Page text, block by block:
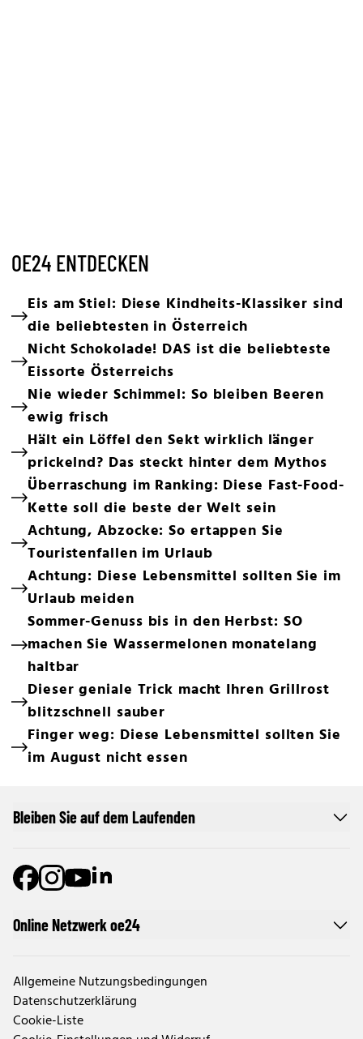
OE24 ENTDECKEN
Eis am Stiel: Diese Kindheits-Klassiker sind
die beliebtesten in Österreich
Nicht Schokolade! DAS ist die beliebteste
Eissorte Österreichs
Nie wieder Schimmel: So bleiben Beeren
ewig frisch
Hält ein Löffel den Sekt wirklich länger
prickelnd? Das steckt hinter dem Mythos
Überraschung im Ranking: Diese Fast-Food-
Kette soll die beste der Welt sein
Achtung, Abzocke: So ertappen Sie
Touristenfallen im Urlaub
Achtung: Diese Lebensmittel sollten Sie im
Urlaub meiden
Sommer-Genuss bis in den Herbst: SO
machen Sie Wassermelonen monatelang
haltbar
Dieser geniale Trick macht Ihren Grillrost
blitzschnell sauber
Finger weg: Diese Lebensmittel sollten Sie
im August nicht essen
Online Netzwerk oe24
Allgemeine Nutzungsbedingungen
Datenschutzerklärung
Cookie-Liste
Bleiben Sie auf dem Laufenden